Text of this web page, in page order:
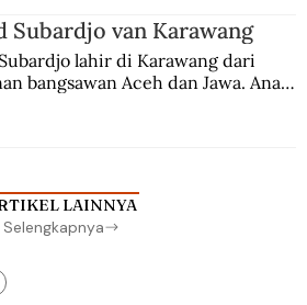
Subardjo van Karawang
lahir di Karawang dari
bangsawan Aceh dan Jawa. Anak
LAINNYA
Selengkapnya